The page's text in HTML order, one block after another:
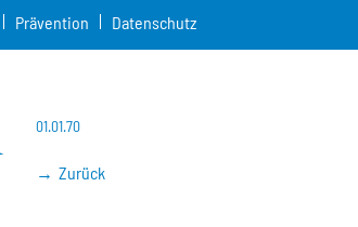
Prävention Datenschutz
01.01.70
Zurück